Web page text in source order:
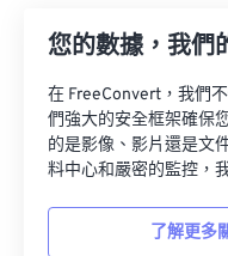
您的數據，我們
在 FreeConvert，我們
們強大的安全框架確保
的是影像、影片還是文
料中心和嚴密的監控，
了解更多